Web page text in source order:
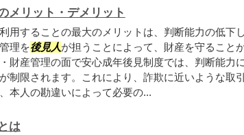
メリット・デメリット
用することの最大のメリットは、判断能力の低下
理を後見人が担うことによって、財産を守ること
財産管理の面で安心成年後見制度では、判断能力
制限されます。これにより、詐欺に近いような取
本人の勘違いによって必要の...
は